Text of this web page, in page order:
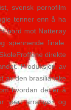
svensk pornofilm
tenner enn å ha
bord mot Nøtterøy
spennende finale.
direkte
Produksjon av
av den brasilianske
hvordan det er å
vært arrangør og